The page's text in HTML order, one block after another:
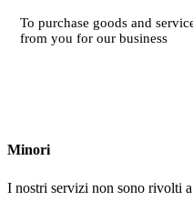
To purchase goods and
from you for our business
Minori
I nostri servizi non sono rivolti